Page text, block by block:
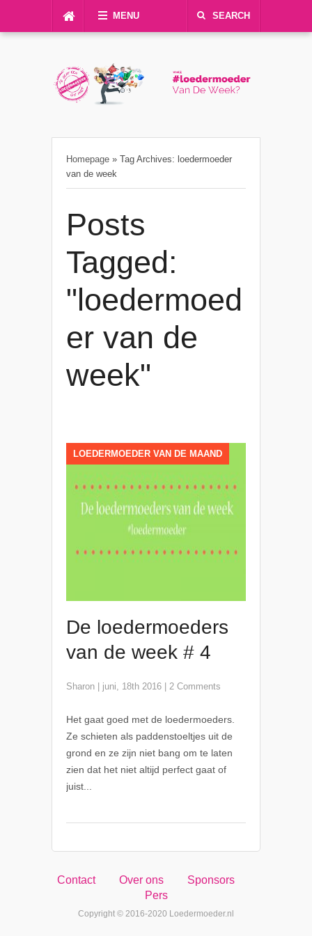
MENU SEARCH
Homepage » Tag Archives: loedermoeder
van de week
Posts
Tagged:
"loedermoed
er van de
week"
LOEDERMOEDER VAN DE MAAND
De loedermoeders
van de week # 4
Sharon juni, 18th 2016 2 Comments
Het gaat goed met de loedermoeders.
Ze schieten als paddenstoeltjes uit de
grond en ze zijn niet bang om te laten
zien dat het niet altijd perfect gaat of
juist...
Contact Over ons
Sponsors
Pers
Copyright ©️ 2016-2020 Loedermoeder.nl